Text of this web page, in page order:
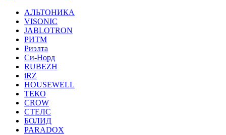
АЛЬТОНИКА
VISONIC
JABLOTRON
РИТМ
Риэлта
Си-Норд
RUBEZH
iRZ
HOUSEWELL
ТЕКО
CROW
СТЕЛС
БОЛИД
PARADOX